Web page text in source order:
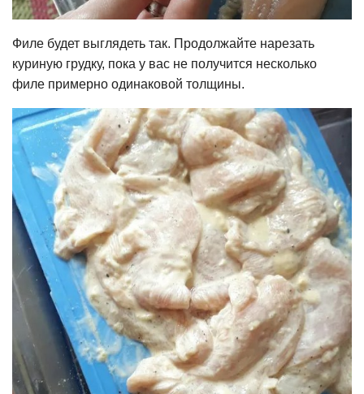
Филе будет выглядеть так. Продолжайте нарезать
куриную грудку, пока у вас не получится несколько
филе примерно одинаковой толщины.